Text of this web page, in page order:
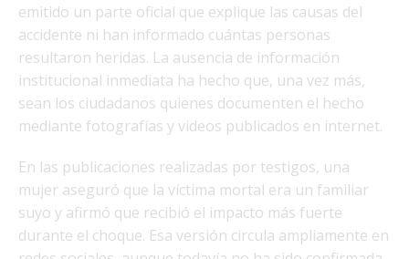
emitido un parte oficial que explique las causas del
accidente ni han informado cuántas personas
resultaron heridas. La ausencia de información
institucional inmediata ha hecho que, una vez más,
sean los ciudadanos quienes documenten el hecho
mediante fotografías y videos publicados en internet.
En las publicaciones realizadas por testigos, una
mujer aseguró que la víctima mortal era un familiar
suyo y afirmó que recibió el impacto más fuerte
durante el choque. Esa versión circula ampliamente en